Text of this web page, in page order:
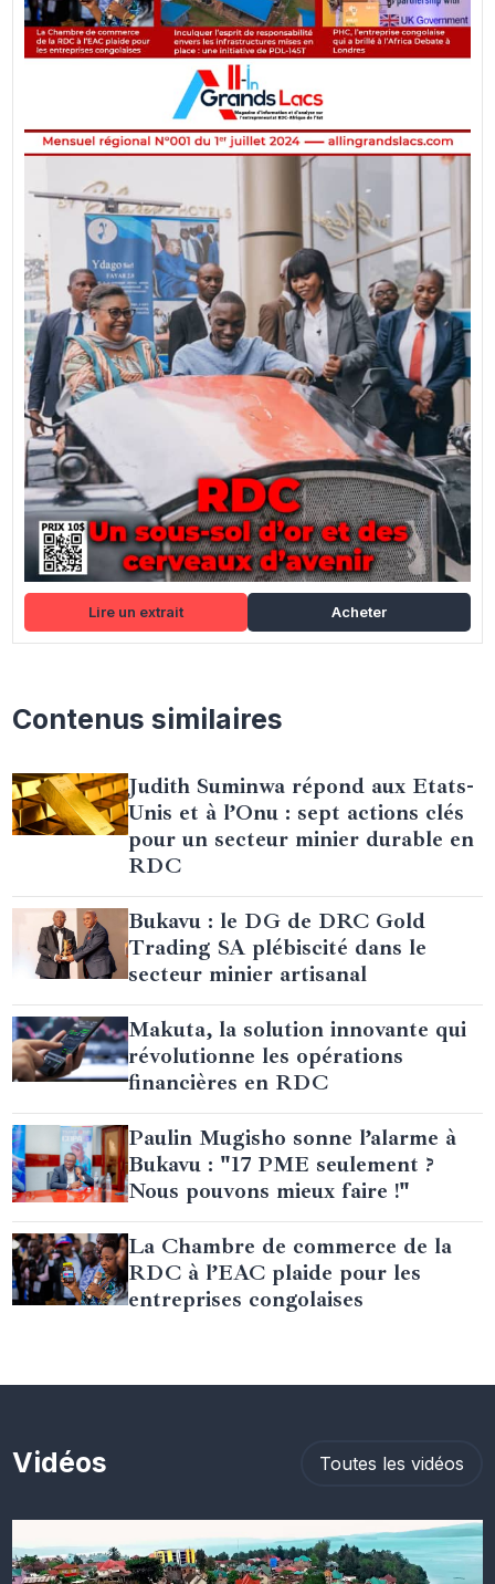
Lire un extrait Acheter
Contenus similaires
Judith Suminwa répond aux Etats-
Unis et à l’Onu : sept actions clés
pour un secteur minier durable en
RDC
Bukavu : le DG de DRC Gold
Trading SA plébiscité dans le
secteur minier artisanal
Makuta, la solution innovante qui
révolutionne les opérations
financières en RDC
Paulin Mugisho sonne l’alarme à
Bukavu : "17 PME seulement ?
Nous pouvons mieux faire !"
La Chambre de commerce de la
RDC à l’EAC plaide pour les
entreprises congolaises
Vidéos Toutes les vidéos